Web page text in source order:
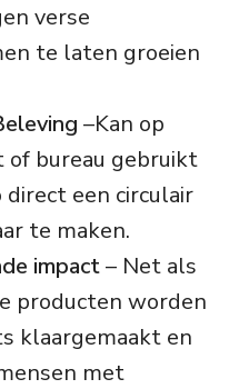
verse
te laten groeien
–Kan op
of bureau gebruikt
een circulair
te maken.
impact– Net als
producten worden
klaargemaakt en
met